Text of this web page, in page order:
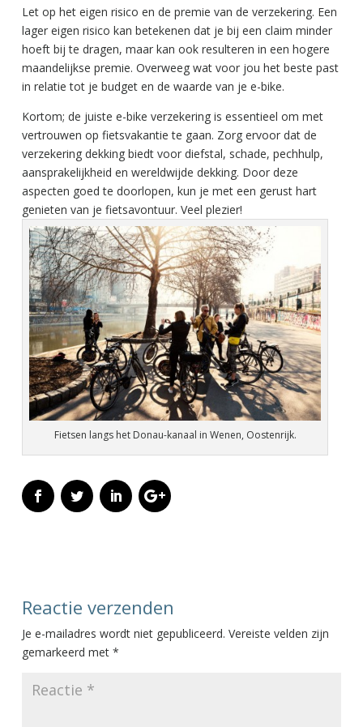
Let op het eigen risico en de premie van de verzekering. Een
lager eigen risico kan betekenen dat je bij een claim minder
hoeft bij te dragen, maar kan ook resulteren in een hogere
maandelijkse premie. Overweeg wat voor jou het beste past
in relatie tot je budget en de waarde van je e-bike.
Kortom; de juiste e-bike verzekering is essentieel om met
vertrouwen op fietsvakantie te gaan. Zorg ervoor dat de
verzekering dekking biedt voor diefstal, schade, pechhulp,
aansprakelijkheid en wereldwijde dekking. Door deze
aspecten goed te doorlopen, kun je met een gerust hart
genieten van je fietsavontuur. Veel plezier!
Fietsen langs het Donau-kanaal in Wenen, Oostenrijk.
Reactie verzenden
Je e-mailadres wordt niet gepubliceerd. Vereiste velden zijn
gemarkeerd met *